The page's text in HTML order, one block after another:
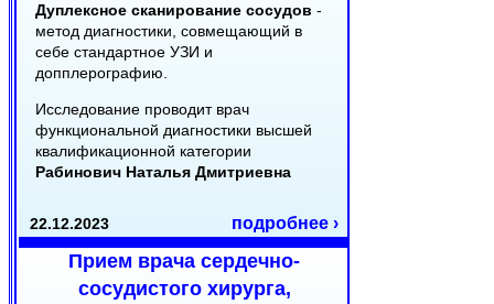
Дуплексное сканирование сосудов -
метод диагностики, совмещающий в
себе стандартное УЗИ и
допплерографию.
Исследование проводит врач
функциональной диагностики высшей
квалификационной категории
Рабинович Наталья Дмитриевна
22.12.2023 подробнее ›
Прием врача сердечно-
сосудистого хирурга,